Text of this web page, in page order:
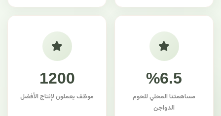
%6.5
مساهمتنا المحلي للحوم
الدواجن
1200
موظف يعملون لإنتاج الأفضل